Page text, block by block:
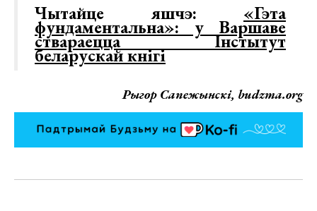
Чытайце яшчэ: «Гэта
фундаментальна»: у Варшаве
ствараецца Інстытут
беларускай кнігі
Рыгор Сапежынскі, budzma.org